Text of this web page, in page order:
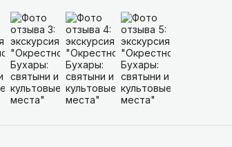
5 часов, очень насыщенная , но мы
купить сувениры и национальную
городе, он уважаемый человек, с
хороший ресторан, где мы поели